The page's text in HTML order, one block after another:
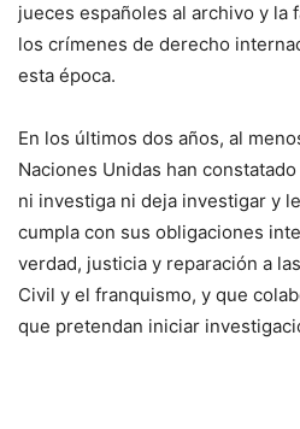
jueces españoles al archivo y la
los crímenes de derecho
esta época.
En los últimos dos años, al
Naciones Unidas han
ni investiga ni deja investigar y
cumpla con sus obligaciones
verdad, justicia y reparación a
Civil y el franquismo, y que
que pretendan iniciar